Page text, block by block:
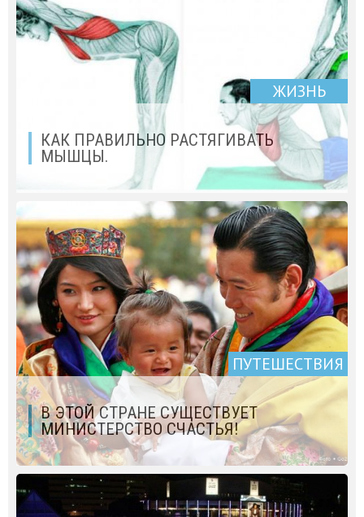
ЖИЗНЬ
КАК ПРАВИЛЬНО РАСТЯГИВАТЬ
МЫШЦЫ.
ПУТЕШЕСТВИЯ
В ЭТОЙ СТРАНЕ СУЩЕСТВУЕТ
МИНИСТЕРСТВО СЧАСТЬЯ!